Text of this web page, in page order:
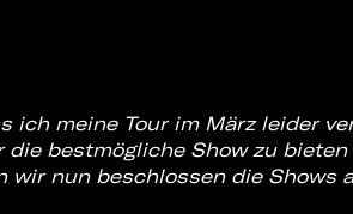
ich meine Tour im März leider
bestmögliche Show zu
wir nun beschlossen die Shows